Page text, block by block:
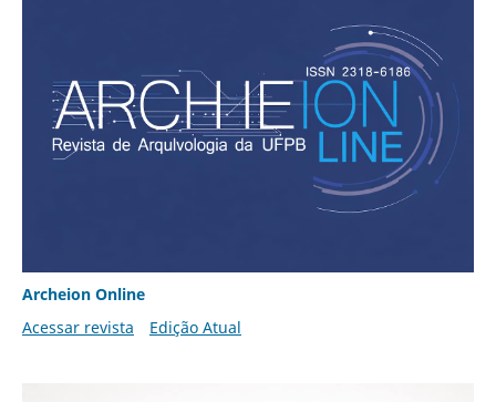
Archeion Online
Acessar revista
Edição Atual